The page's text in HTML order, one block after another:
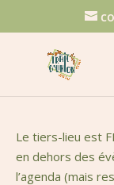
Le tiers-lieu est
en dehors des
l’agenda (mais